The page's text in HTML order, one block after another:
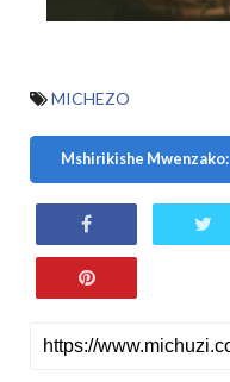
MICHEZO
Mshirikishe Mwenzako: